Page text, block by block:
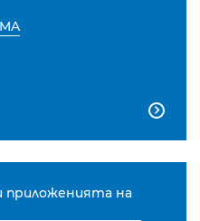

приложенията на